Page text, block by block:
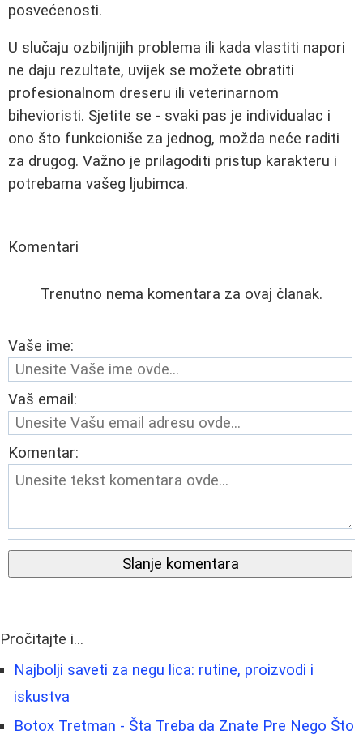
posvećenosti.
U slučaju ozbiljnijih problema ili kada vlastiti napori
ne daju rezultate, uvijek se možete obratiti
profesionalnom dreseru ili veterinarnom
bihevioristi. Sjetite se - svaki pas je individualac i
ono što funkcioniše za jednog, možda neće raditi
za drugog. Važno je prilagoditi pristup karakteru i
potrebama vašeg ljubimca.
Komentari
Trenutno nema komentara za ovaj članak.
Vaše ime:
Vaš email:
Komentar:
Slanje komentara
Pročitajte i...
Najbolji saveti za negu lica: rutine, proizvodi i
iskustva
Botox Tretman - Šta Treba da Znate Pre Nego Što